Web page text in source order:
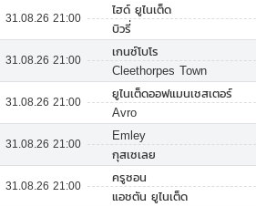
31.08.26 21:00
ไฮด์ ยูไนเต็ด
บิวรี่
31.08.26 21:00
เกนซ์โบโร
Cleethorpes Town
31.08.26 21:00
ยูไนเต็ดออฟแมนเชสเตอร์
Avro
31.08.26 21:00
Emley
กุสเซเลย
31.08.26 21:00
ครูซอน
แอชตัน ยูไนเต็ด